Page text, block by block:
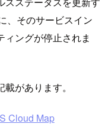
、そのサービスイン
ングが停止されま
があります。
Cloud Map